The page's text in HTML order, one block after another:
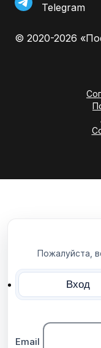
Telegram
© 2020-2026
Пожалуйста,
Вход
Email